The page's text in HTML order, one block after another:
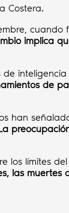
Costera.
implica
de
de
han
los límites
las